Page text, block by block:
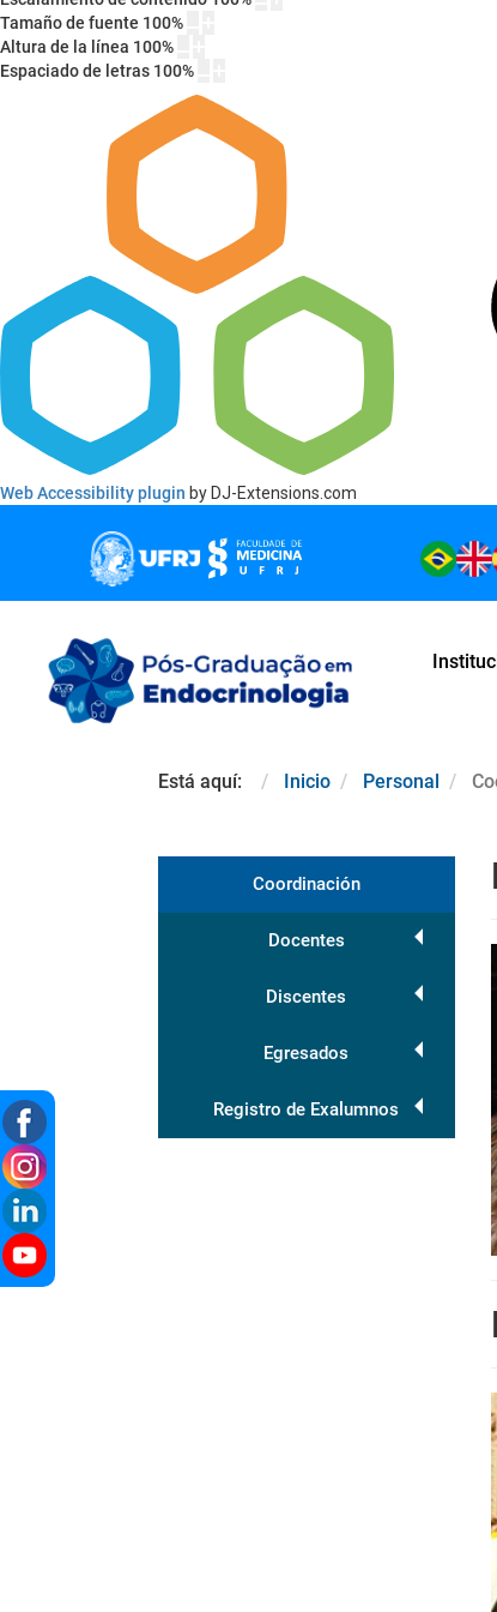
Tamaño de fuente 100%
Altura de la línea 100%
Espaciado de letras 100%
Web Accessibility plugin by DJ-Extensions.com
Está aquí: Inicio Personal
Coordinación
Docentes
Discentes
Egresados
Registro de Exalumnos